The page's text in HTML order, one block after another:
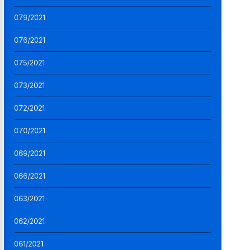
079/2021
076/2021
075/2021
073/2021
072/2021
070/2021
069/2021
066/2021
063/2021
062/2021
061/2021